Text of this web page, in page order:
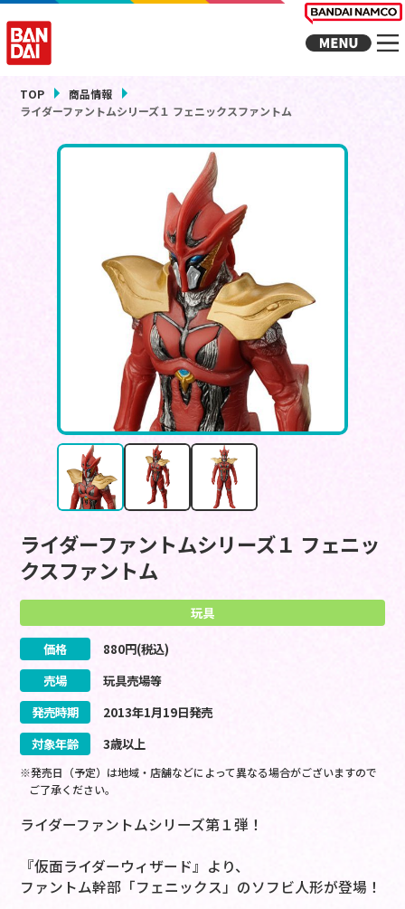
TOP
商品情報
ライダーファントムシリーズ１ フェニックスファントム
ライダーファントムシリーズ１ フェニッ
クスファントム
玩具
価格 880円(税込)
売場
玩具売場等
発売時期
2013年1月19日発売
対象年齢
3歳以上
※発売日（予定）は地域・店舗などによって異なる場合がございますので
ご了承ください。
ライダーファントムシリーズ第１弾！
『仮面ライダーウィザード』より、
ファントム幹部「フェニックス」のソフビ人形が登場！